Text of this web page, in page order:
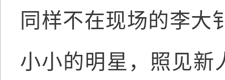
同样不在现场的李大
小小的明星，照见新